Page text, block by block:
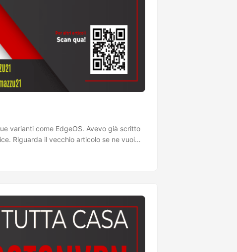
varianti come EdgeOS. Avevo già scritto
Riguarda il vecchio articolo se ne vuoi